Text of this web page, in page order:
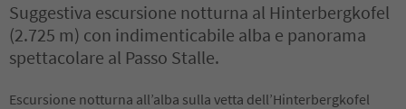
Suggestiva escursione notturna al Hinterbergkofel
(2.725 m) con indimenticabile alba e panorama
spettacolare al Passo Stalle.
Escursione notturna all’alba sulla vetta dell’Hinterbergkofel